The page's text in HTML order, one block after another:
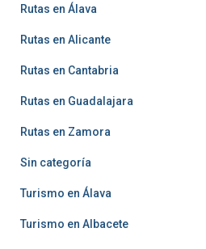
Rutas en Álava
Rutas en Alicante
Rutas en Cantabria
Rutas en Guadalajara
Rutas en Zamora
Sin categoría
Turismo en Álava
Turismo en Albacete